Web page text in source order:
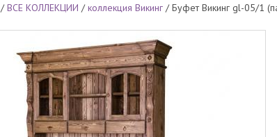
/ВСЕ КОЛЛЕКЦИИ /коллекция Викинг /Буфет Викинг gl-05/1